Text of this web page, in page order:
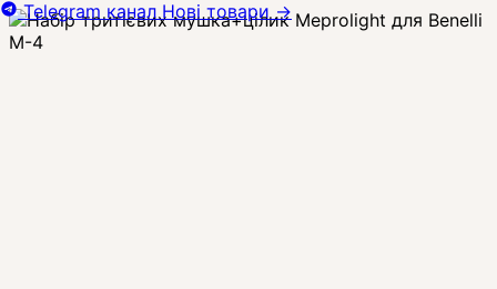
Telegram канал Нові товари→